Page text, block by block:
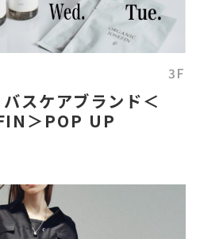
3F
スケアブランド＜
＞POP UP